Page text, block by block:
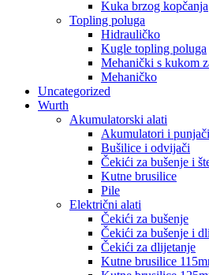
Kuka brzog kopčanja
Topling poluga
Hidrauličko
Kugle topling poluga
Mehanički s kukom
Mehaničko
Uncategorized
Wurth
Akumulatorski alati
Akumulatori i punjači
Bušilice i odvijači
Čekići za bušenje i
Kutne brusilice
Pile
Električni alati
Čekići za bušenje
Čekići za bušenje i
Čekići za dlijetanje
Kutne brusilice